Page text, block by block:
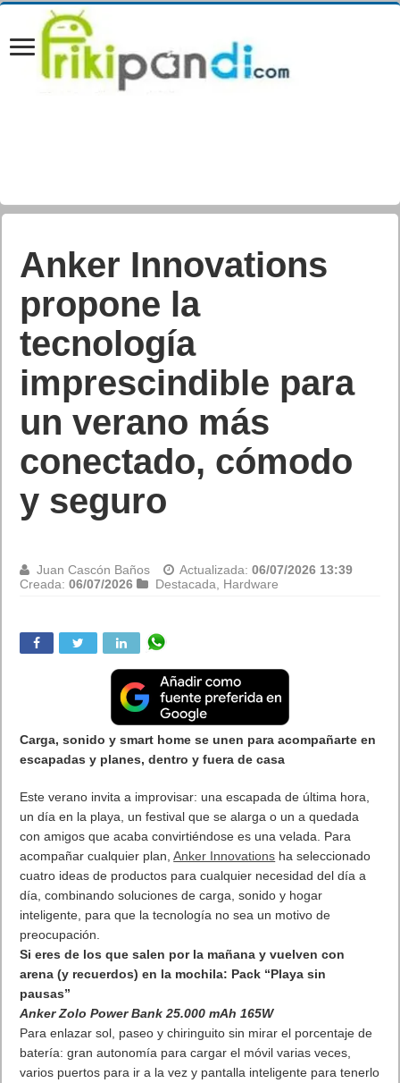
Anker Innovations
propone la
tecnología
imprescindible para
un verano más
conectado, cómodo
y seguro
Juan Cascón Baños Actualizada:06/07/2026 13:39
Creada:06/07/2026 Destacada Hardware
Carga, sonido y smart home se unen para acompañarte en
escapadas y planes, dentro y fuera de casa
Este verano invita a improvisar: una escapada de última hora,
un día en la playa, un festival que se alarga o un a quedada
con amigos que acaba convirtiéndose es una velada. Para
acompañar cualquier plan,Anker Innovations ha seleccionado
cuatro ideas de productos para cualquier necesidad del día a
día, combinando soluciones de carga, sonido y hogar
inteligente, para que la tecnología no sea un motivo de
preocupación.
Si eres de los que salen por la mañana y vuelven con
arena (y recuerdos) en la mochila: Pack “Playa sin
pausas”
Anker Zolo Power Bank 25.000 mAh 165W
Para enlazar sol, paseo y chiringuito sin mirar el porcentaje de
batería: gran autonomía para cargar el móvil varias veces,
varios puertos para ir a la vez y pantalla inteligente para tenerlo